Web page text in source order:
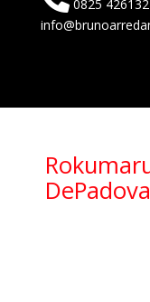
0825 426132
DePadova